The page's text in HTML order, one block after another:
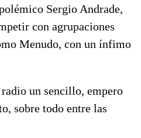
Sergio Andrade,
con agrupaciones
Menudo, con un ínfimo
radio un sencillo, empero
sobre todo entre las